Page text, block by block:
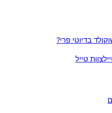
בדיוטי פרי?
צוות טייל